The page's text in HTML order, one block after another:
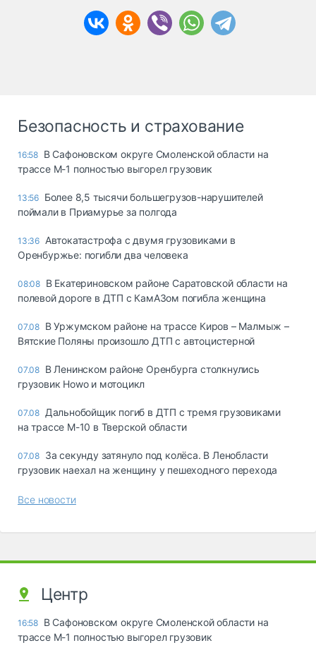
Безопасность и страхование
16:58 В Сафоновском округе Смоленской области на
трассе М-1 полностью выгорел грузовик
13:56 Более 8,5 тысячи большегрузов-нарушителей
поймали в Приамурье за полгода
13:36 Автокатастрофа с двумя грузовиками в
Оренбуржье: погибли два человека
08:08 В Екатериновском районе Саратовской области на
полевой дороге в ДТП с КамАЗом погибла женщина
07.08 В Уржумском районе на трассе Киров – Малмыж –
Вятские Поляны произошло ДТП с автоцистерной
07.08 В Ленинском районе Оренбурга столкнулись
грузовик Howo и мотоцикл
07.08 Дальнобойщик погиб в ДТП с тремя грузовиками
на трассе М-10 в Тверской области
07.08 За секунду затянуло под колёса. В Ленобласти
грузовик наехал на женщину у пешеходного перехода
Все новости
Центр
16:58 В Сафоновском округе Смоленской области на
трассе М-1 полностью выгорел грузовик